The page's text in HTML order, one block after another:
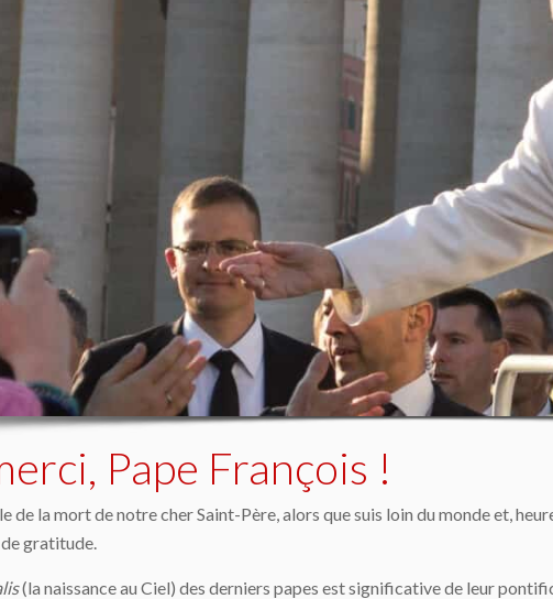
Pape François !
de la mort de notre cher Saint-Père, alors que suis loin du monde et,
gratitude.
(la naissance au Ciel) des derniers papes est significative de leur